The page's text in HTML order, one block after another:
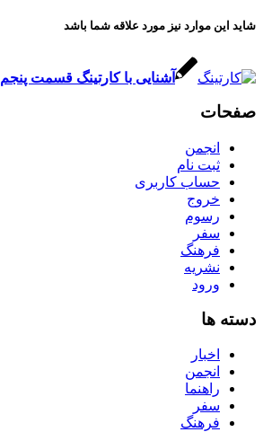
شاید این موارد نیز مورد علاقه شما باشد
آشنایی با کارتینگ قسمت پنجم
صفحات
انجمن
ثبت نام
حساب کاربری
خروج
رسوم
سفر
فرهنگ
نشریه
ورود
دسته ها
اخبار
انجمن
راهنما
سفر
فرهنگ